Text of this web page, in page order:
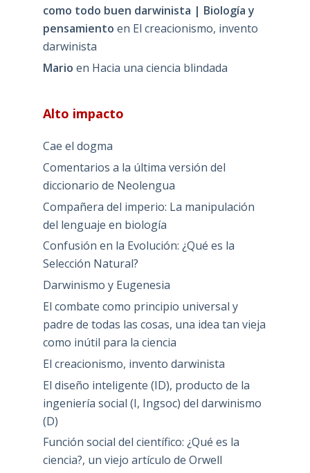
como todo buen darwinista | Biología y
pensamiento en El creacionismo, invento
darwinista
Mario en Hacia una ciencia blindada
Alto impacto
Cae el dogma
Comentarios a la última versión del
diccionario de Neolengua
Compañera del imperio: La manipulación
del lenguaje en biología
Confusión en la Evolución: ¿Qué es la
Selección Natural?
Darwinismo y Eugenesia
El combate como principio universal y
padre de todas las cosas, una idea tan vieja
como inútil para la ciencia
El creacionismo, invento darwinista
El diseño inteligente (ID), producto de la
ingeniería social (I, Ingsoc) del darwinismo
(D)
Función social del científico: ¿Qué es la
ciencia?, un viejo artículo de Orwell